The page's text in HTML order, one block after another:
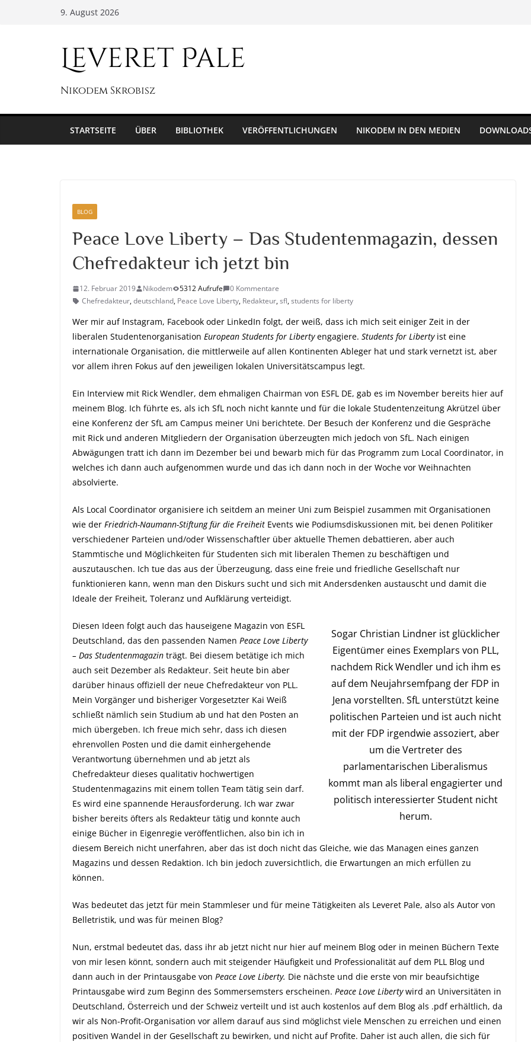
9. August 2026
Leveret Pale
Nikodem Skrobisz
STARTSEITE ÜBER BIBLIOTHEK VERÖFFENTLICHUNGEN NIKODEM IN DEN MEDIEN
BLOG
Peace Love Liberty – Das Studentenmagazin, dessen
Chefredakteur ich jetzt bin
12. Februar 2019 Nikodem 5312 Aufrufe
0 Kommentare
Chefredakteur,deutschland, Peace Love Liberty, Redakteur,sfl,students for liberty
Wer mir aufInstagram, Facebook oder LinkedIn folgt, der weiß, dass ich mich seit einiger Zeit in der
liberalen Studentenorganisation European Students for Liberty engagiere. Students for Libertyist eine
internationale Organisation, die mittlerweile auf allen Kontinenten Ableger hat und stark vernetzt ist, aber
vor allem ihren Fokus auf den jeweiligen lokalen Universitätscampus legt.
Ein Interview mit Rick Wendler, dem ehmaligen Chairman von ESFL DE, gab es im November bereits hier auf
meinem Blog. Ich führte es, als ich SfL noch nicht kannte und für die lokale Studentenzeitung Akrützel über
eine Konferenz der SfL am Campus meiner Uni berichtete. Der Besuch der Konferenz und die Gespräche
mit Rick und anderen Mitgliedern der Organisation überzeugten mich jedoch von SfL. Nach einigen
Abwägungen tratt ich dann im Dezember bei und bewarb mich für das Programm zum Local Coordinator, in
welches ich dann auch aufgenommen wurde und das ich dann noch in der Woche vor Weihnachten
absolvierte.
Als Local Coordinator organisiere ich seitdem an meiner Uni zum Beispiel zusammen mit Organisationen
wie der Friedrich-Naumann-Stiftung für die Freiheit Events wie Podiumsdiskussionen mit, bei denen Politiker
verschiedener Parteien und/oder Wissenschaftler über aktuelle Themen debattieren, aber auch
Stammtische und Möglichkeiten für Studenten sich mit liberalen Themen zu beschäftigen und
auszutauschen. Ich tue das aus der Überzeugung, dass eine freie und friedliche Gesellschaft nur
funktionieren kann, wenn man den Diskurs sucht und sich mit Andersdenken austauscht und damit die
Ideale der Freiheit, Toleranz und Aufklärung verteidigt.
Sogar Christian Lindner ist glücklicher
Eigentümer eines Exemplars von PLL,
nachdem Rick Wendler und ich ihm es
auf dem Neujahrsemfpang der FDP in
Jena vorstellten. SfL unterstützt keine
politischen Parteien und ist auch nicht
mit der FDP irgendwie assoziert, aber
um die Vertreter des
parlamentarischen Liberalismus
kommt man als liberal engagierter und
politisch interessierter Student nicht
herum.
Diesen Ideen folgt auch das hauseigene Magazin von ESFL
Deutschland, das den passenden Namen Peace Love Liberty
– Das Studentenmagazin trägt. Bei diesem betätige ich mich
auch seit Dezember als Redakteur. Seit heute bin aber
darüber hinaus offiziell der neue Chefredakteur von PLL.
Mein Vorgänger und bisheriger Vorgesetzter Kai Weiß
schließt nämlich sein Studium ab und hat den Posten an
mich übergeben. Ich freue mich sehr, dass ich diesen
ehrenvollen Posten und die damit einhergehende
Verantwortung übernehmen und ab jetzt als
Chefredakteur dieses qualitativ hochwertigen
Studentenmagazins mit einem tollen Team tätig sein darf.
Es wird eine spannende Herausforderung. Ich war zwar
bisher bereits öfters als Redakteur tätig und konnte auch
einige Bücher in Eigenregie veröffentlichen, also bin ich in
diesem Bereich nicht unerfahren, aber das ist doch nicht das Gleiche, wie das Managen eines ganzen
Magazins und dessen Redaktion. Ich bin jedoch zuversichtlich, die Erwartungen an mich erfüllen zu
können.
Was bedeutet das jetzt für mein Stammleser und für meine Tätigkeiten als Leveret Pale, also als Autor von
Belletristik, und was für meinen Blog?
Nun, erstmal bedeutet das, dass ihr ab jetzt nicht nur hier auf meinem Blog oder in meinen Büchern Texte
von mir lesen könnt, sondern auch mit steigender Häufigkeit und Professionalität auf dem PLL Blog und
dann auch in der Printausgabe von Peace Love Liberty. Die nächste und die erste von mir beaufsichtige
Printausgabe wird zum Beginn des Sommersemsters erscheinen. Peace Love Libertywird an Universitäten in
Deutschland, Österreich und der Schweiz verteilt und ist auch kostenlos auf dem Blog als .pdf erhältlich, da
wir als Non-Profit-Organisation vor allem darauf aus sind möglichst viele Menschen zu erreichen und einen
positiven Wandel in der Gesellschaft zu bewirken, und nicht auf Profite. Daher ist auch allen, die sich für